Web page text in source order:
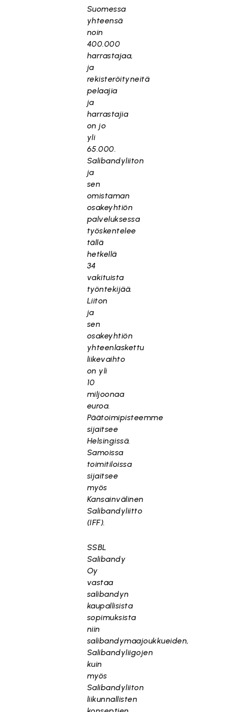
Suomessa
yhteensä
noin
400.000
harrastajaa,
ja
rekisteröityneitä
pelaajia
ja
harrastajia
on jo
yli
65.000.
Salibandyliiton
ja
sen
omistaman
osakeyhtiön
palveluksessa
työskentelee
tällä
hetkellä
34
vakituista
työntekijää.
Liiton
ja
sen
osakeyhtiön
yhteenlaskettu
liikevaihto
on yli
10
miljoonaa
euroa.
Päätoimipisteemme
sijaitsee
Helsingissä.
Samoissa
toimitiloissa
sijaitsee
myös
Kansainvälinen
Salibandyliitto
(IFF).
SSBL
Salibandy
Oy
vastaa
salibandyn
kaupallisista
sopimuksista
niin
salibandymaajoukkueiden,
Salibandyliigojen
kuin
myös
Salibandyliiton
liikunnallisten